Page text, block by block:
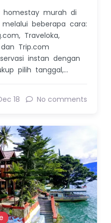
homestay murah di
beberapa cara:
Traveloka,
Trip.com
instan dengan
pilih tanggal,…
18 No comments